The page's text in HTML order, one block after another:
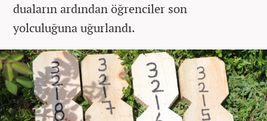
duaların ardından öğrenciler son
yolculuğuna uğurlandı.